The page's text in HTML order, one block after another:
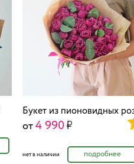
Букет из пионовидных
от 4 990
нет в наличии подробнее